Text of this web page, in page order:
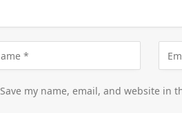
Save my name, email, and website in